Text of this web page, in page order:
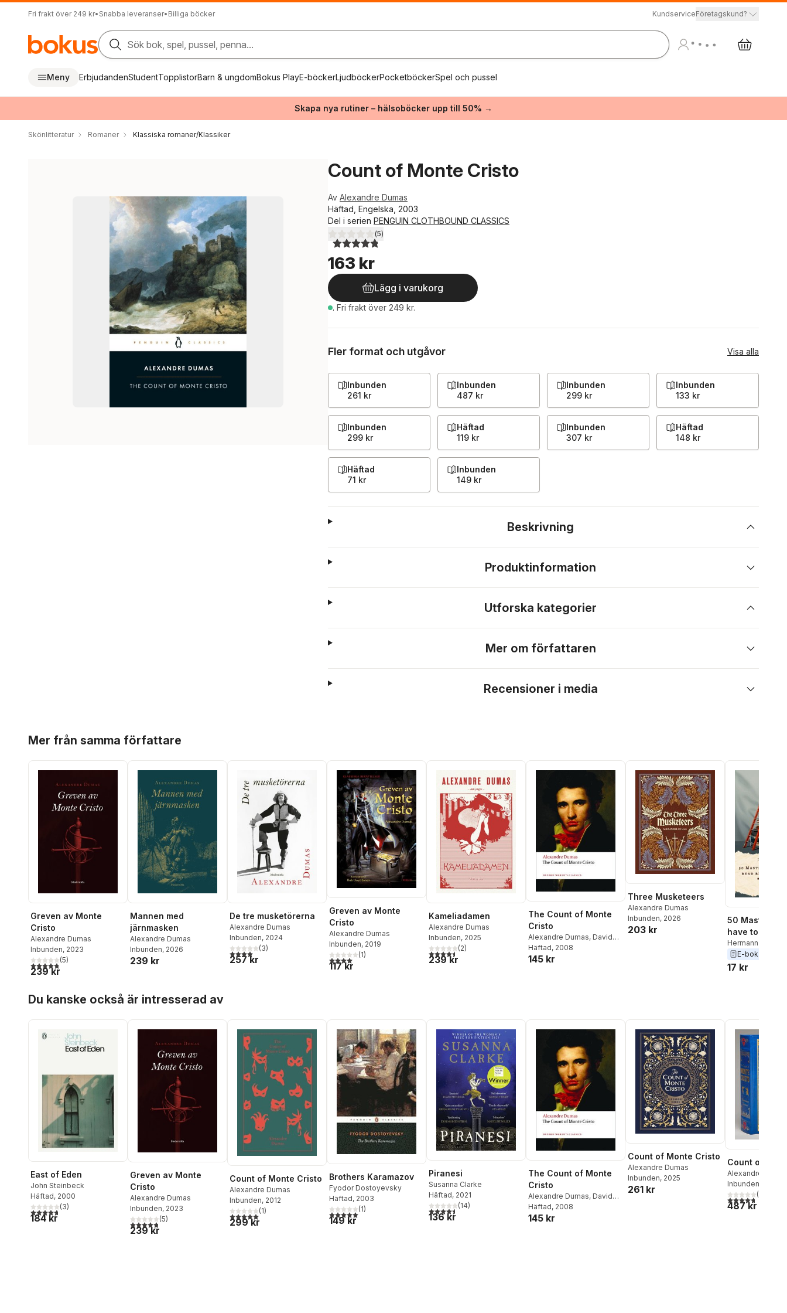
Fri frakt över 249 kr• Snabba leveranser• Billiga böcker KundserviceFöretagskund?
Sök bok, spel, pussel, penna...
Meny ErbjudandenStudentTopplistorBarn & ungdomBokus PlayE-böckerLjudböckerPocketböckerSpel och pussel
Skapa nya rutiner – hälsoböcker upp till 50% →
Skönlitteratur Romaner Klassiska romaner/Klassiker
Count of Monte Cristo
Av Alexandre Dumas
Häftad, Engelska, 2003
Del i serien PENGUIN CLOTHBOUND CLASSICS
4,8utav 5 stjärnor. Totalt antal röster:
(5)
163 kr
Lägg i varukorg
. Fri frakt över 249 kr.
Fler format och utgåvor Visa alla
Inbunden
261 kr
Inbunden
487 kr
Inbunden
299 kr
Inbunden
133 kr
Inbunden
299 kr
Häftad
119 kr
Inbunden
307 kr
Häftad
148 kr
Häftad
71 kr
Inbunden
149 kr
Beskrivning
Produktinformation
Utforska kategorier
Mer om författaren
Recensioner i media
Mer från samma författare
Greven av Monte
Cristo
Alexandre Dumas
Inbunden, 2023
4,8utav 5 stjärnor. Totalt antal röster:
(5)
239 kr
Mannen med
järnmasken
Alexandre Dumas
Inbunden, 2026
239 kr
De tre musketörerna
Alexandre Dumas
Inbunden, 2024
4,0utav 5 stjärnor. Totalt antal röster:
(3)
257 kr
Greven av Monte
Cristo
Alexandre Dumas
Inbunden, 2019
4,0utav 5 stjärnor. Totalt antal röster:
(1)
117 kr
Kameliadamen
Alexandre Dumas
Inbunden, 2025
4,5utav 5 stjärnor. Totalt antal röster:
(2)
239 kr
The Count of Monte
Cristo
Alexandre Dumas, David
Coward
Häftad, 2008
145 kr
Three Musketeers
Alexandre Dumas
Inbunden, 2026
203 kr
50
have to read
you die vol: 2
Hermann Hesse
Hardy,E. M.
Scott Fitzgerald
Mark Twain
E-bok
17 kr
Du kanske också är intresserad av
East of Eden
John Steinbeck
Häftad, 2000
4,7utav 5 stjärnor. Totalt antal röster:
(3)
184 kr
Greven av Monte
Cristo
Alexandre Dumas
Inbunden, 2023
4,8utav 5 stjärnor. Totalt antal röster:
(5)
239 kr
Count of Monte Cristo
Alexandre Dumas
Inbunden, 2012
5,0utav 5 stjärnor. Totalt antal röster:
(1)
299 kr
Brothers Karamazov
Fyodor Dostoyevsky
Häftad, 2003
5,0utav 5 stjärnor. Totalt antal röster:
(1)
149 kr
Piranesi
Susanna Clarke
Häftad, 2021
4,5utav 5 stjärnor. Totalt antal röster:
(14)
136 kr
The Count of Monte
Cristo
Alexandre Dumas, David
Coward
Häftad, 2008
145 kr
Count of Monte Cristo
Alexandre Dumas
Inbunden, 2025
261 kr
Count of
Alexandre
Inbunden
4,7utav 5(
487 kr